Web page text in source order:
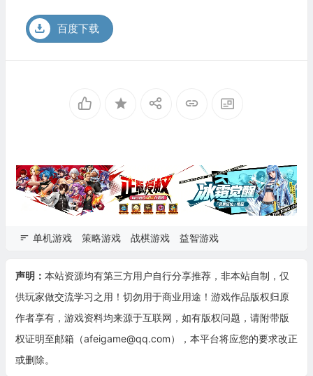
百度下载
单机游戏 策略游戏 战棋游戏 益智游戏
声明： 本站资源均有第三方用户自行分享推荐，非本站自制，仅
供玩家做交流学习之用！切勿用于商业用途！游戏作品版权归原
作者享有，游戏资料均来源于互联网，如有版权问题，请附带版
权证明至邮箱（afeigame@qq.com），本平台将应您的要求改正
或删除。